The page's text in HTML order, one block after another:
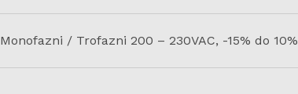
Monofazni / Trofazni 200 – 230VAC, -15% do 10%